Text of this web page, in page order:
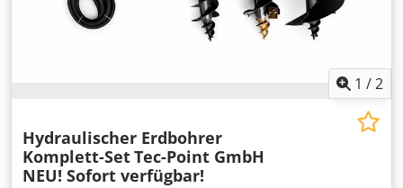
1 /2
Hydraulischer Erdbohrer
Komplett-SetTec-Point GmbH
NEU! Sofort verfügbar!